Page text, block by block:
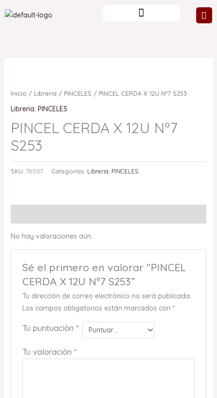
al
Inicio / Libreria / PINCELES / PINCEL CERDA X 12U Nº7 S253
Libreria, PINCELES
PINCEL CERDA X 12U Nº7
S253
SKU: 78007 Categorías: Libreria PINCELES
No hay valoraciones aún.
Sé el primero en valorar “PINCEL
CERDA X 12U Nº7 S253”
Tu dirección de correo electrónico no será publicada.
Los campos obligatorios están marcados con *
Tu puntuación *
Tu valoración *